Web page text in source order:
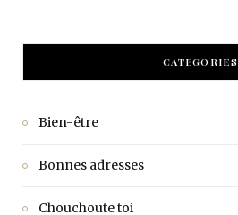
CATEGORIES
Bien-être
Bonnes adresses
Chouchoute toi